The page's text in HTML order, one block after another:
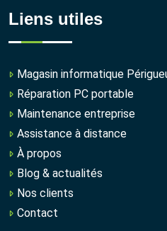
Liens utiles
Magasin informatique
Réparation PC portable
Maintenance entreprise
Assistance à distance
À propos
Blog & actualités
Nos clients
Contact